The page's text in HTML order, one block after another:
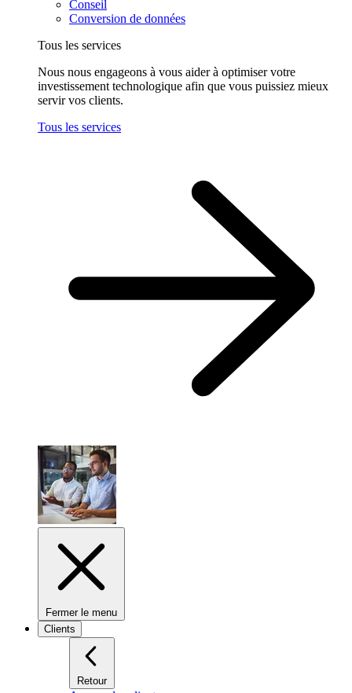
Conseil
Conversion de données
Tous les services
Nous nous engageons à vous aider à optimiser votre
investissement technologique afin que vous puissiez mieux
servir vos clients.
Tous les services
Fermer le menu
Clients
Retour